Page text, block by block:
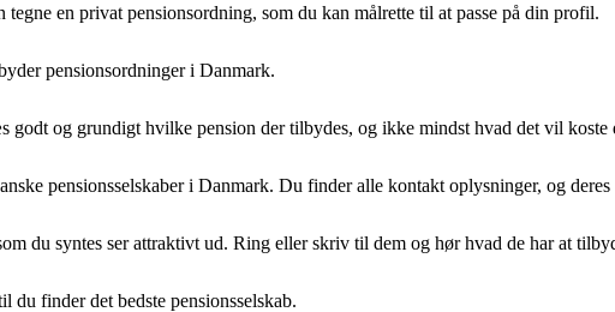
en privat pensionsordning, som du kan målrette til at passe på din profil.
pensionsordninger i Danmark.
og grundigt hvilke pension der tilbydes, og ikke mindst hvad det vil
pensionsselskaber i Danmark. Du finder alle kontakt oplysninger, og
du syntes ser attraktivt ud. Ring eller skriv til dem og hør hvad de har at
du finder det bedste pensionsselskab.